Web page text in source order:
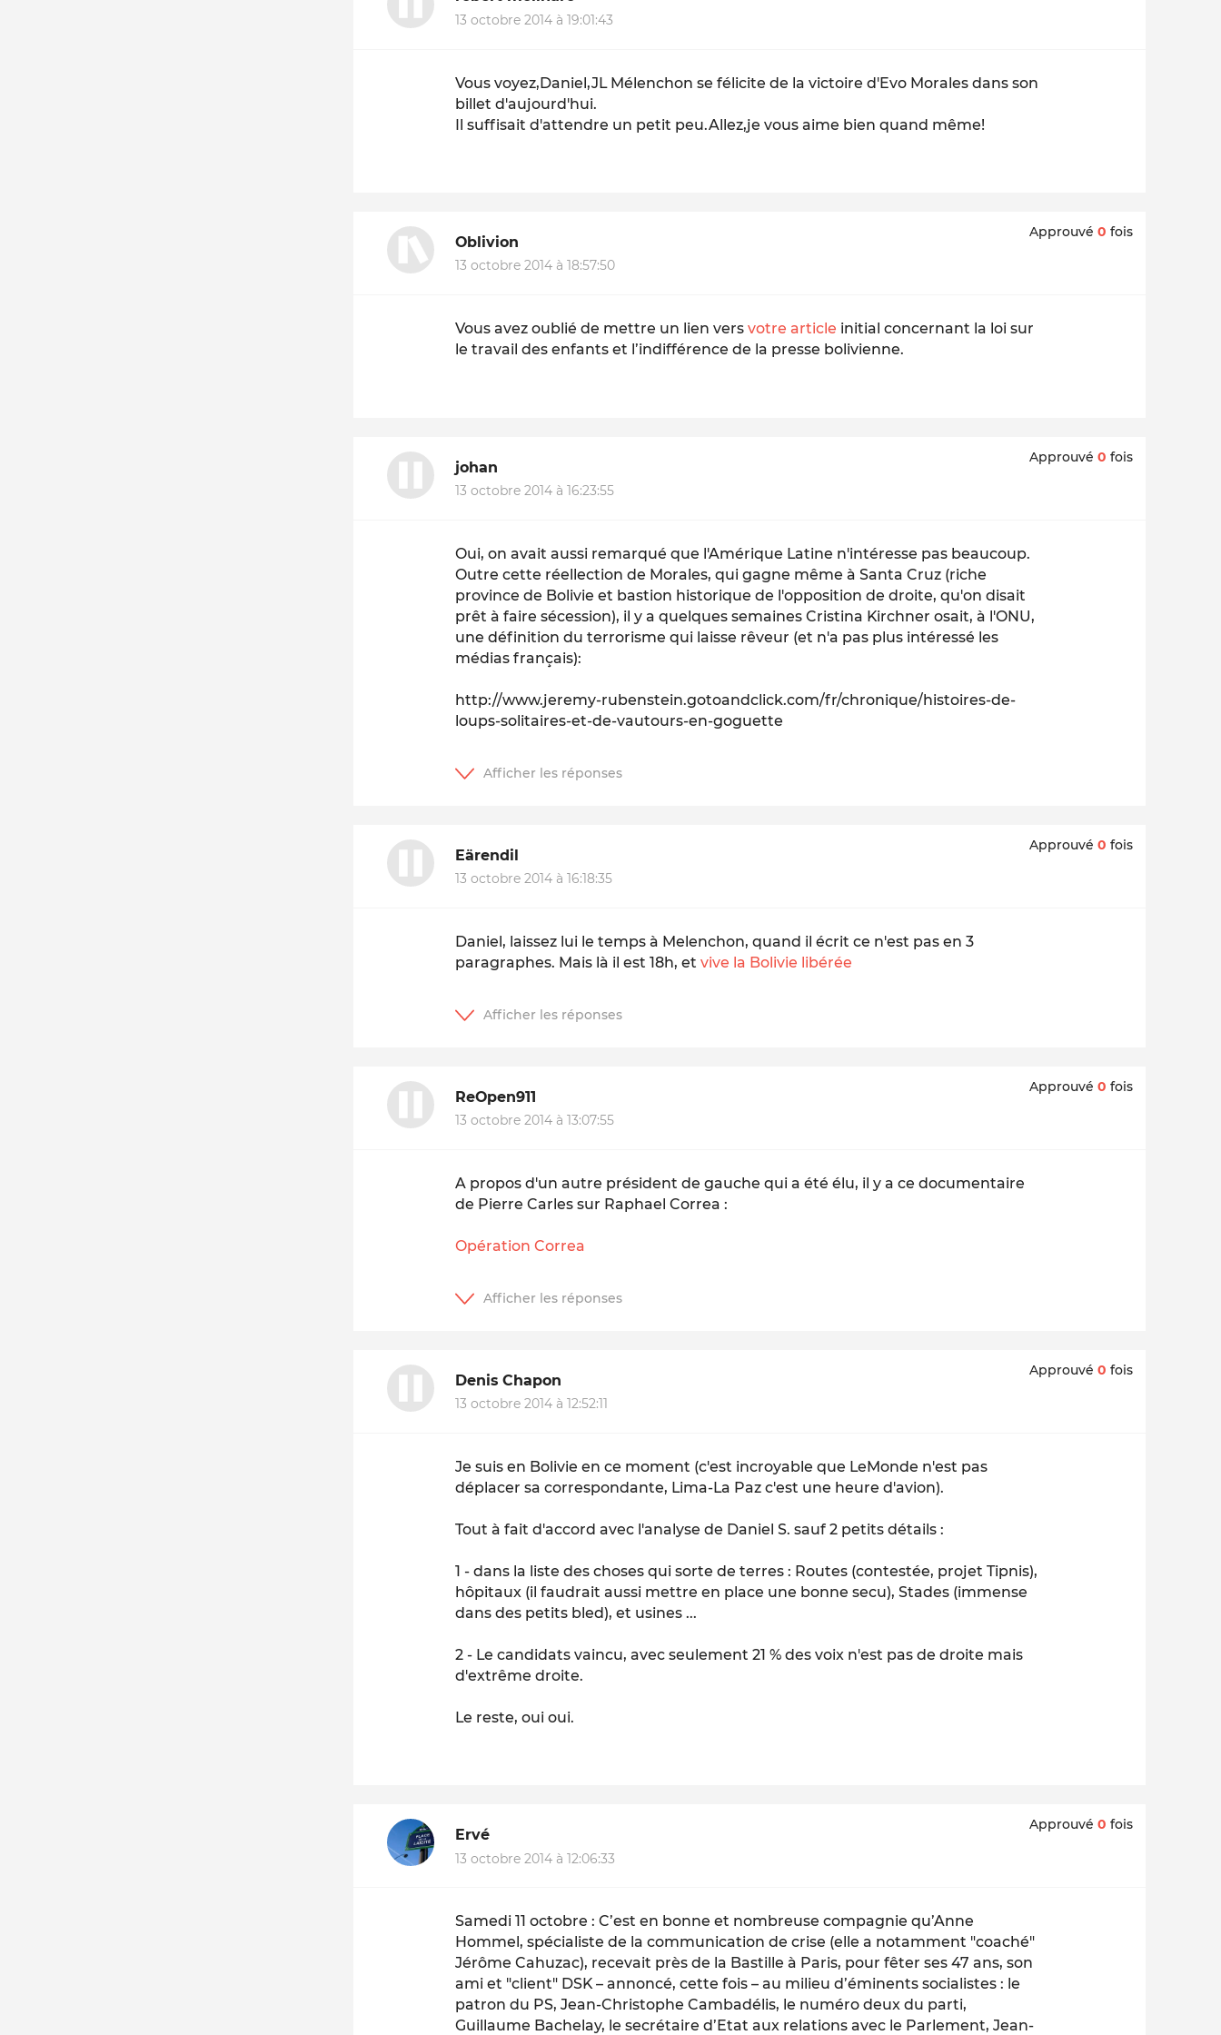
13 octobre 2014 à 19:01:43
Vous voyez,Daniel,JL Mélenchon se félicite de la victoire d'Evo Morales dans son
billet d'aujourd'hui.
Il suffisait d'attendre un petit peu.Allez,je vous aime bien quand même!
Oblivion
13 octobre 2014 à 18:57:50
Approuvé 0 fois
Vous avez oublié de mettre un lien versvotre article initial concernant la loi sur
le travail des enfants et l’indifférence de la presse bolivienne.
johan
13 octobre 2014 à 16:23:55
Approuvé 0 fois
Oui, on avait aussi remarqué que l'Amérique Latine n'intéresse pas beaucoup.
Outre cette réellection de Morales, qui gagne même à Santa Cruz (riche
province de Bolivie et bastion historique de l'opposition de droite, qu'on disait
prêt à faire sécession), il y a quelques semaines Cristina Kirchner osait, à l'ONU,
une définition du terrorisme qui laisse rêveur (et n'a pas plus intéressé les
médias français):
http://www.jeremy-rubenstein.gotoandclick.com/fr/chronique/histoires-de-
loups-solitaires-et-de-vautours-en-goguette
Eärendil
13 octobre 2014 à 16:18:35
Approuvé 0 fois
Daniel, laissez lui le temps à Melenchon, quand il écrit ce n'est pas en 3
paragraphes. Mais là il est 18h, etvive la Bolivie libérée
ReOpen911
13 octobre 2014 à 13:07:55
Approuvé 0 fois
A propos d'un autre président de gauche qui a été élu, il y a ce documentaire
de Pierre Carles sur Raphael Correa :
Opération Correa
Denis Chapon
13 octobre 2014 à 12:52:11
Approuvé 0 fois
Je suis en Bolivie en ce moment (c'est incroyable que LeMonde n'est pas
déplacer sa correspondante, Lima-La Paz c'est une heure d'avion).
Tout à fait d'accord avec l'analyse de Daniel S. sauf 2 petits détails :
1 - dans la liste des choses qui sorte de terres : Routes (contestée, projet Tipnis),
hôpitaux (il faudrait aussi mettre en place une bonne secu), Stades (immense
dans des petits bled), et usines ...
2 - Le candidats vaincu, avec seulement 21 % des voix n'est pas de droite mais
d'extrême droite.
Le reste, oui oui.
Ervé
13 octobre 2014 à 12:06:33
Approuvé 0 fois
Samedi 11 octobre : C’est en bonne et nombreuse compagnie qu’Anne
Hommel, spécialiste de la communication de crise (elle a notamment "coaché"
Jérôme Cahuzac), recevait près de la Bastille à Paris, pour fêter ses 47 ans, son
ami et "client" DSK – annoncé, cette fois – au milieu d’éminents socialistes : le
patron du PS, Jean-Christophe Cambadélis, le numéro deux du parti,
Guillaume Bachelay, le secrétaire d’Etat aux relations avec le Parlement, Jean-